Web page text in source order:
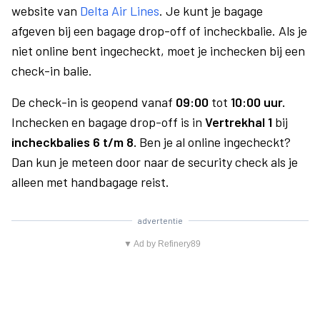
website van Delta Air Lines. Je kunt je bagage
afgeven bij een bagage drop-off of incheckbalie. Als je
niet online bent ingecheckt, moet je inchecken bij een
check-in balie.
De check-in is geopend vanaf 09:00 tot 10:00 uur.
Inchecken en bagage drop-off is in Vertrekhal 1 bij
incheckbalies 6 t/m 8. Ben je al online ingecheckt?
Dan kun je meteen door naar de security check als je
alleen met handbagage reist.
advertentie
▼ Ad by Refinery89